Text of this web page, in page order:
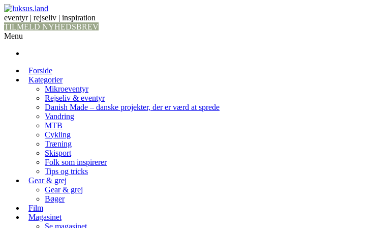
eventyr | rejseliv | inspiration
TILMELD NYHEDSBREV
Menu
Forside
Kategorier
Mikroeventyr
Rejseliv & eventyr
Danish Made – danske projekter, der er værd at sprede
Vandring
MTB
Cykling
Træning
Skisport
Folk som inspirerer
Tips og tricks
Gear & grej
Gear & grej
Bøger
Film
Magasinet
Se magasinet